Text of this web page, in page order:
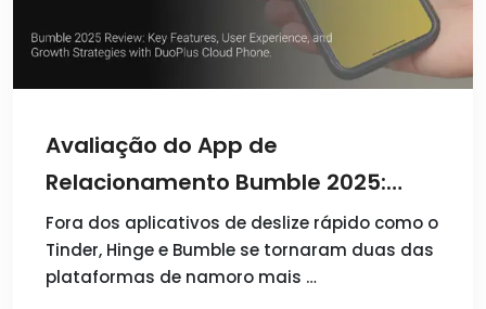
Avaliação do App de
Relacionamento Bumble 2025:
Destaques de Funcionalidades,
Tendências de Mercado e
Operação de Múltiplas Contas
Fora dos aplicativos de deslize rápido como o
Tinder, Hinge e Bumble se tornaram duas das
plataformas de namoro mais …